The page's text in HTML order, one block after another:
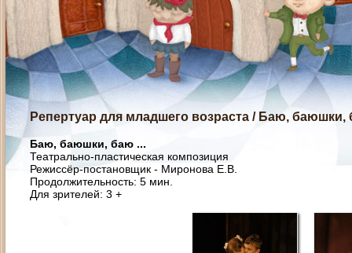
Репертуар для младшего возраста / Баю, баюшки,
Баю, баюшки, баю ...
Театрально-пластическая композиция
Режиссёр-постановщик - Миронова Е.В.
Продолжительность: 5 мин.
Для зрителей: 3 +